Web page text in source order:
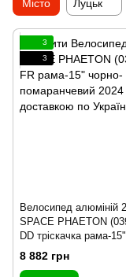
Місто Луцьк
3
3
Велосипед алюміній
SPACE PHAETON
DD тріскачка рама-
помаранчевий 2024
8 882 грн